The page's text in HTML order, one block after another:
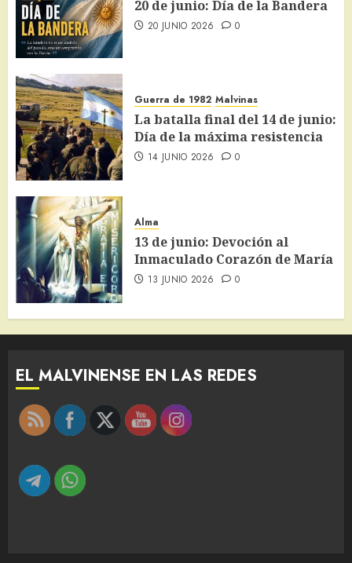
20 de junio: Día de la Bandera
20 JUNIO 2026 0
Guerra de 1982 Malvinas
La batalla final del 14 de junio:
Día de la máxima resistencia
14 JUNIO 2026 0
Alma
13 de junio: Devoción al
Inmaculado Corazón de María
13 JUNIO 2026 0
EL MALVINENSE EN LAS REDES